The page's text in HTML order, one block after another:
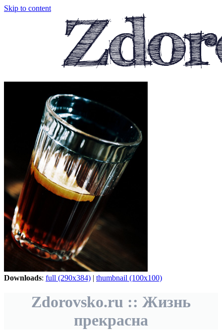
Skip to content
Downloads: full (290x384) | thumbnail (100x100)
Zdorovsko.ru :: Жизнь
прекрасна